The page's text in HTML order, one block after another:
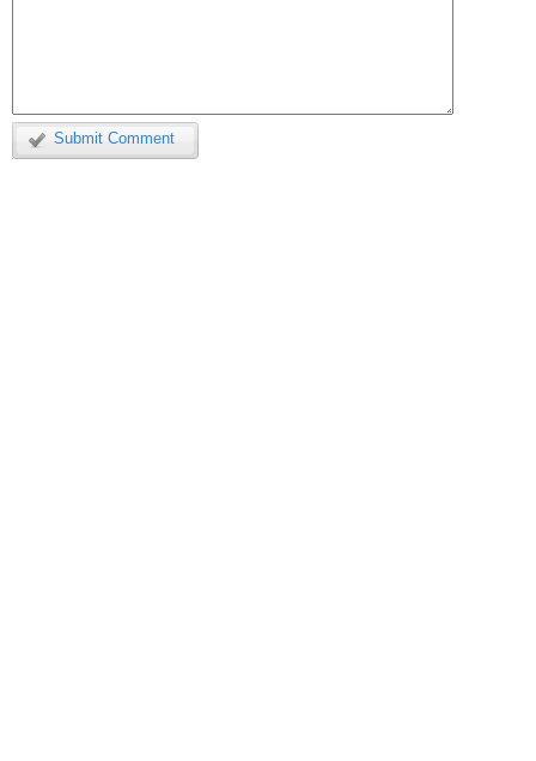
Submit Comment